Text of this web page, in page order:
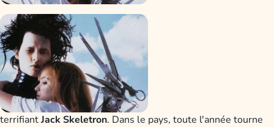
terrifiantJack Skeletron. Dans le pays, toute l'année tourne